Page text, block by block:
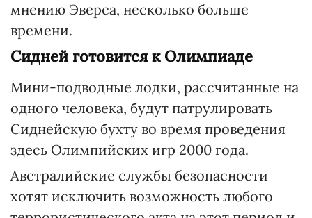
мнению Эверса, несколько больше
времени.
Сидней готовится к Олимпиаде
Мини-подводные лодки, рассчитанные на
одного человека, будут патрулировать
Сиднейскую бухту во время проведения
здесь Олимпийских игр 2000 года.
Австралийские службы безопасности
хотят исключить возможность любого